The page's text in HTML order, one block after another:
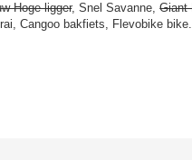
Hoge ligger, Snel Savanne,Giant
Cangoo bakfiets, Flevobike bike.